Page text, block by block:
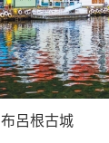
布呂根古城